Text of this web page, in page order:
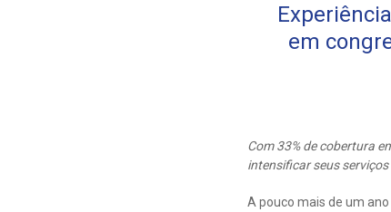
em
Com 33% de cobertura
intensificar seus
A pouco mais de um